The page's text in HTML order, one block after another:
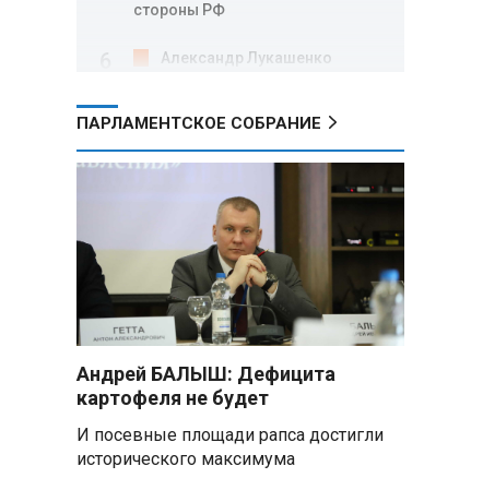
стороны РФ
Александр Лукашенко
НАТО
В Белгородской области при
новых атаках ВСУ пострадали
еще четыре человека
Александр Лукашенко о
работе Белкоопсоюза: «Если это
так, это жуть»
самых популярных зарубежных
городов у российских туристов
Минобороны РФ: при
освобождении Анискино ВСУ
ПАРЛАМЕНТСКОЕ СОБРАНИЕ
Андрей БАЛЫШ: Дефицита
картофеля не будет
И посевные площади рапса достигли
исторического максимума